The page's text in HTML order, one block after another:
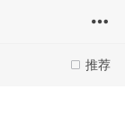
推荐